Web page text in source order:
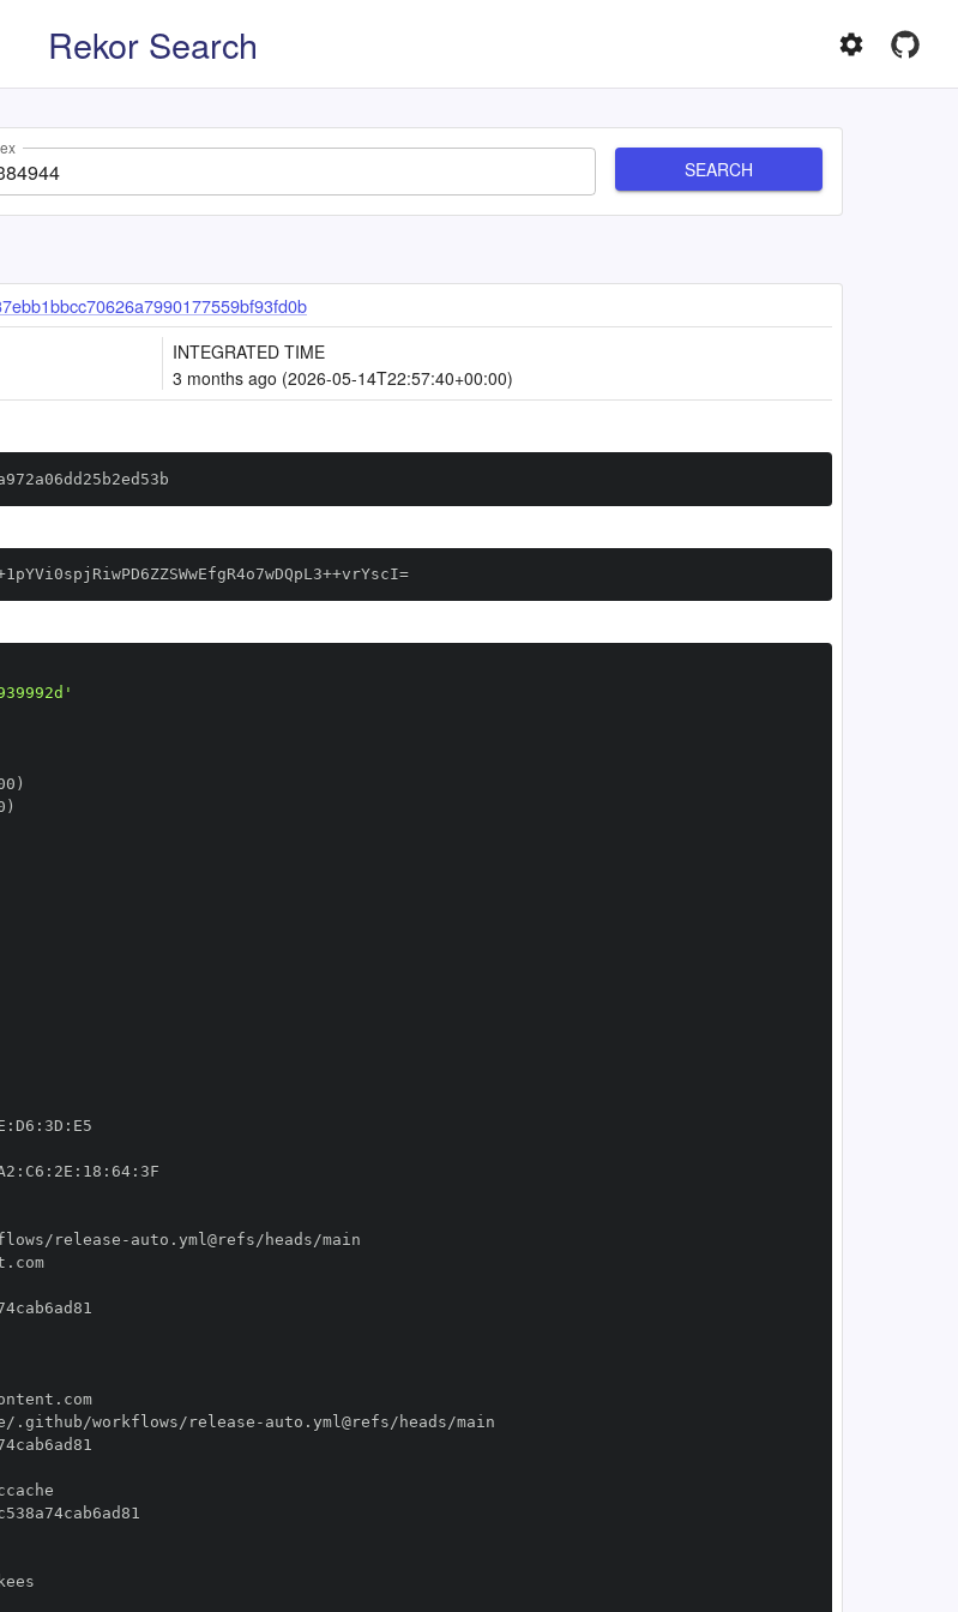
Rekor Search
SEARCH
INTEGRATED TIME
3 months ago (2026-05-14T22:57:40+00:00)
: D6 : 3D :
: C6 : 2E : 18 : 64:
release -
//token.actions.githubusercontent.com
//token.actions.githubusercontent.com
.github/workflows/release -